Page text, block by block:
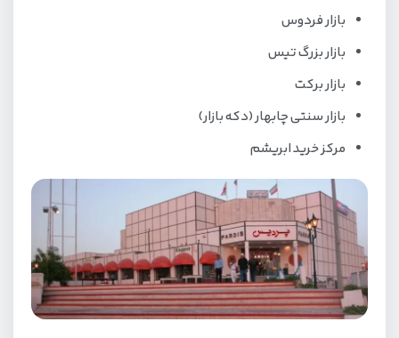
بازار فردوس
بازار بزرگ تیس
بازار برکت
بازار سنتی چابهار (دکه بازار)
مرکز خرید ابریشم